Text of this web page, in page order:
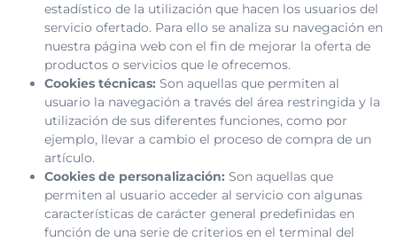
estadístico de la utilización que hacen los usuarios del
servicio ofertado. Para ello se analiza su navegación en
nuestra página web con el fin de mejorar la oferta de
productos o servicios que le ofrecemos.
Cookies técnicas: Son aquellas que permiten al
usuario la navegación a través del área restringida y la
utilización de sus diferentes funciones, como por
ejemplo, llevar a cambio el proceso de compra de un
artículo.
Cookies de personalización: Son aquellas que
permiten al usuario acceder al servicio con algunas
características de carácter general predefinidas en
función de una serie de criterios en el terminal del